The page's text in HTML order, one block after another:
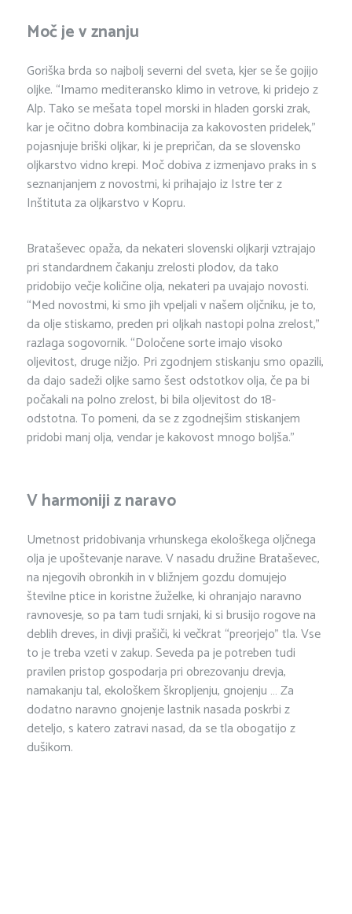
Moč je v znanju
Goriška brda so najbolj severni del sveta, kjer se še gojijo
oljke. “Imamo mediteransko klimo in vetrove, ki pridejo z
Alp. Tako se mešata topel morski in hladen gorski zrak,
kar je očitno dobra kombinacija za kakovosten pridelek,”
pojasnjuje briški oljkar, ki je prepričan, da se slovensko
oljkarstvo vidno krepi. Moč dobiva z izmenjavo praks in s
seznanjanjem z novostmi, ki prihajajo iz Istre ter z
Inštituta za oljkarstvo v Kopru.
Brataševec opaža, da nekateri slovenski oljkarji vztrajajo
pri standardnem čakanju zrelosti plodov, da tako
pridobijo večje količine olja, nekateri pa uvajajo novosti.
“Med novostmi, ki smo jih vpeljali v našem oljčniku, je to,
da olje stiskamo, preden pri oljkah nastopi polna zrelost,”
razlaga sogovornik. “Določene sorte imajo visoko
oljevitost, druge nižjo. Pri zgodnjem stiskanju smo opazili,
da dajo sadeži oljke samo šest odstotkov olja, če pa bi
počakali na polno zrelost, bi bila oljevitost do 18-
odstotna. To pomeni, da se z zgodnejšim stiskanjem
pridobi manj olja, vendar je kakovost mnogo boljša.”
V harmoniji z naravo
Umetnost pridobivanja vrhunskega ekološkega oljčnega
olja je upoštevanje narave. V nasadu družine Brataševec,
na njegovih obronkih in v bližnjem gozdu domujejo
številne ptice in koristne žuželke, ki ohranjajo naravno
ravnovesje, so pa tam tudi srnjaki, ki si brusijo rogove na
deblih dreves, in divji prašiči, ki večkrat “preorjejo” tla. Vse
to je treba vzeti v zakup. Seveda pa je potreben tudi
pravilen pristop gospodarja pri obrezovanju drevja,
namakanju tal, ekološkem škropljenju, gnojenju … Za
dodatno naravno gnojenje lastnik nasada poskrbi z
deteljo, s katero zatravi nasad, da se tla obogatijo z
dušikom.